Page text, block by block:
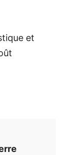
et